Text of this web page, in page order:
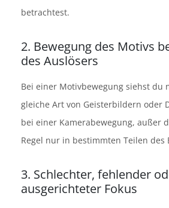
betrachtest.
2. Bewegung des Motivs
des Auslösers
Bei einer Motivbewegung siehst du
gleiche Art von Geisterbildern oder
bei einer Kamerabewegung, außer
Regel nur in bestimmten Teilen des
3. Schlechter, fehlender
ausgerichteter Fokus